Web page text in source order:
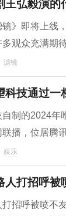
王弘毅演
》即将上线
观众充满期
滤镜
科技通过一
制的2024年
播，位居腾
娱乐
人打招呼被
招呼被喷不